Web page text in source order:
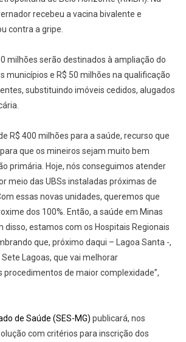
recebeu a vacina bivalente e
contra a gripe.
milhões serão destinados à ampliação do
municípios e R$ 50 milhões na qualificação
substituindo imóveis cedidos, alugados
R$ 400 milhões para a saúde, recurso que
que os mineiros sejam muito bem
primária. Hoje, nós conseguimos atender
meio das UBSs instaladas próximas de
essas novas unidades, queremos que
dos 100%. Então, a saúde em Minas
disso, estamos com os Hospitais Regionais
que, próximo daqui – Lagoa Santa -,
Lagoas, que vai melhorar
procedimentos de maior complexidade”,
de Saúde (SES-MG) publicará, nos
com critérios para inscrição dos